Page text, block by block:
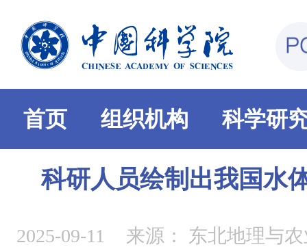
首页 组织机构 科学研
科研人员绘制出我国水
2025-09-11 来源： 东北地理与